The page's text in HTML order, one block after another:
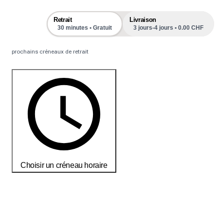
Retrait
30 minutes • Gratuit
Livraison
3 jours-4 jours • 0.00 CHF
prochains créneaux de retrait
Choisir un créneau horaire